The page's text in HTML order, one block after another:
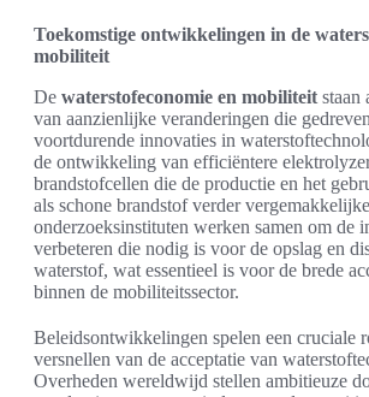
Toekomstige ontwikkelingen in de
mobiliteit
De waterstofeconomie en mobiliteit staan
van aanzienlijke veranderingen die
voortdurende innovaties in
de ontwikkeling van efficiëntere
brandstofcellen die de productie en het
als schone brandstof verder
onderzoeksinstituten werken samen om de
verbeteren die nodig is voor de opslag en
waterstof, wat essentieel is voor de brede
binnen de mobiliteitssector.
Beleidsontwikkelingen spelen een cruciale
versnellen van de acceptatie van
Overheden wereldwijd stellen ambitieuze